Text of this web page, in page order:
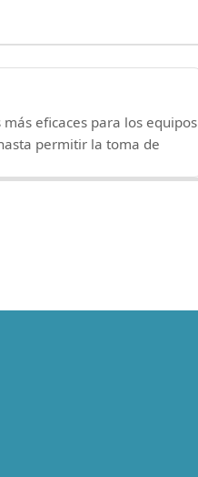
eficaces para los equipos
permitir la toma de